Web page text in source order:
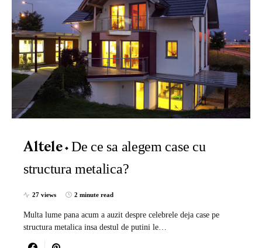
Altele
De ce sa alegem case cu
structura metalica?
27 views 2 minute read
Multa lume pana acum a auzit despre celebrele deja case pe
structura metalica insa destul de putini le…